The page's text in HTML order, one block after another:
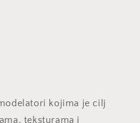
kojima je cilj
teksturama i